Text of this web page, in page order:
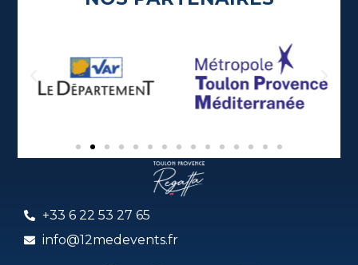
+33 6 22 53 27 65
info@12medevents.fr